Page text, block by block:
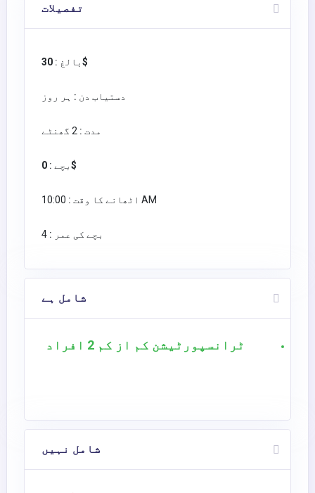
تفصیلات
بالغ :30$
دستیاب دن : ہر روز
مدت :
بچے :0$
اٹھانے کا وقت : 10:00 AM
بچے کی عمر :
شامل ہے
ٹرانسپورٹیشن کم از کم 2 افراد
شامل نہیں